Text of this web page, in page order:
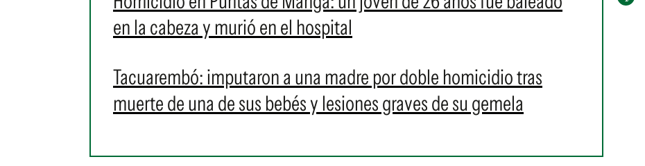
en la cabeza y murió en el hospital
Tacuarembó: imputaron a una madre por doble homicidio tras
muerte de una de sus bebés y lesiones graves de su gemela